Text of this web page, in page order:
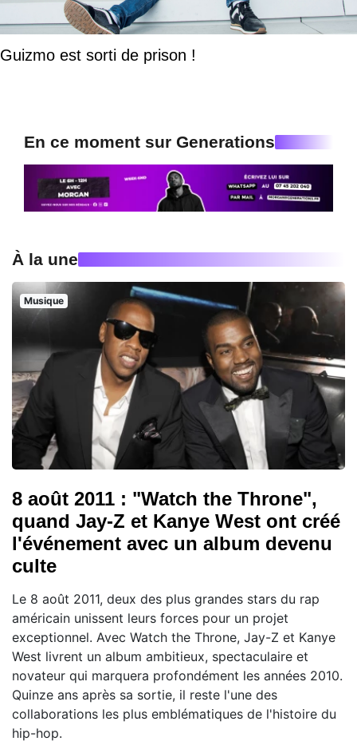
Guizmo est sorti de prison !
En ce moment sur Generations
À la une
Musique
8 août 2011 : "Watch the Throne",
quand Jay-Z et Kanye West ont créé
l'événement avec un album devenu
culte
Le 8 août 2011, deux des plus grandes stars du rap
américain unissent leurs forces pour un projet
exceptionnel. Avec Watch the Throne, Jay-Z et Kanye
West livrent un album ambitieux, spectaculaire et
novateur qui marquera profondément les années 2010.
Quinze ans après sa sortie, il reste l'une des
collaborations les plus emblématiques de l'histoire du
hip-hop.